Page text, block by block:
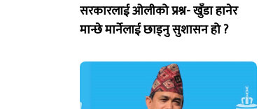
सरकारलाई ओलीको प्रश्न- खुँडा हानेर
मान्छे मार्नेलाई छाड्नु सुशासन हो ?